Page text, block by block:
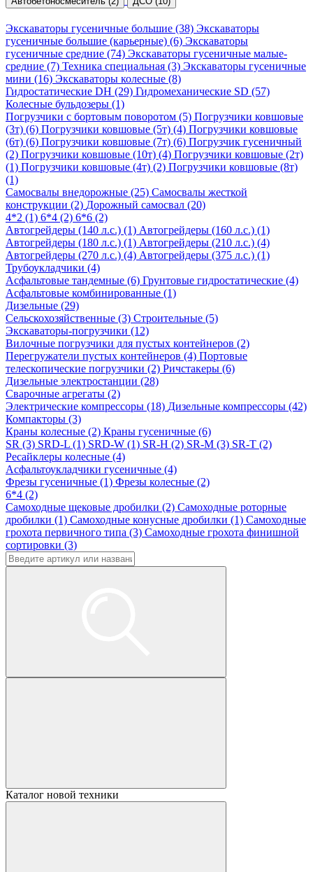
Экскаваторы гусеничные большие (38) Экскаваторы
гусеничные большие (карьерные) (6) Экскаваторы
гусеничные средние (74) Экскаваторы гусеничные малые-
средние (7) Техника специальная (3) Экскаваторы гусеничные
мини (16) Экскаваторы колесные (8)
Гидростатические DH (29) Гидромеханические SD (57)
Колесные бульдозеры (1)
Погрузчики с бортовым поворотом (5) Погрузчики ковшовые
(3т) (6) Погрузчики ковшовые (5т) (4) Погрузчики ковшовые
(6т) (6) Погрузчики ковшовые (7т) (6) Погрузчик гусеничный
(2) Погрузчики ковшовые (10т) (4) Погрузчики ковшовые (2т)
(1) Погрузчики ковшовые (4т) (2) Погрузчики ковшовые (8т)
(1)
Самосвалы внедорожные (25) Самосвалы жесткой
конструкции (2) Дорожный самосвал (20)
4*2 (1) 6*4 (2) 6*6 (2)
Автогрейдеры (140 л.с.) (1) Автогрейдеры (160 л.с.) (1)
Автогрейдеры (180 л.с.) (1) Автогрейдеры (210 л.с.) (4)
Автогрейдеры (270 л.с.) (4) Автогрейдеры (375 л.с.) (1)
Трубоукладчики (4)
Асфальтовые тандемные (6) Грунтовые гидростатические (4)
Асфальтовые комбинированные (1)
Дизельные (29)
Сельскохозяйственные (3) Строительные (5)
Экскаваторы-погрузчики (12)
Вилочные погрузчики для пустых контейнеров (2)
Перегружатели пустых контейнеров (4) Портовые
телескопические погрузчики (2) Ричстакеры (6)
Дизельные электростанции (28)
Сварочные агрегаты (2)
Электрические компрессоры (18) Дизельные компрессоры (42)
Компакторы (3)
Краны колесные (2) Краны гусеничные (6)
SR (3) SRD-L (1) SRD-W (1) SR-H (2) SR-M (3) SR-T (2)
Ресайклеры колесные (4)
Асфальтоукладчики гусеничные (4)
Фрезы гусеничные (1) Фрезы колесные (2)
6*4 (2)
Самоходные щековые дробилки (2) Самоходные роторные
дробилки (1) Самоходные конусные дробилки (1) Самоходные
грохота первичного типа (3) Самоходные грохота финишной
сортировки (3)
Каталог новой техники